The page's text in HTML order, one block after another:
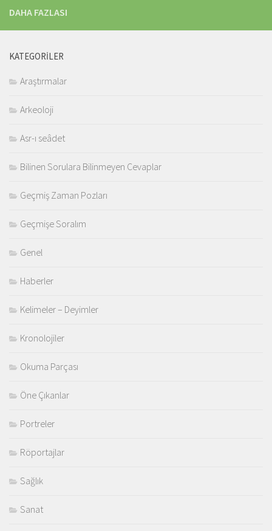
DAHA FAZLASI
KATEGORILER
Araştırmalar
Arkeoloji
Asr-ı seâdet
Bilinen Sorulara Bilinmeyen Cevaplar
Geçmiş Zaman Pozları
Geçmişe Soralım
Genel
Haberler
Kelimeler – Deyimler
Kronolojiler
Okuma Parçası
Öne Çıkanlar
Portreler
Röportajlar
Sağlık
Sanat